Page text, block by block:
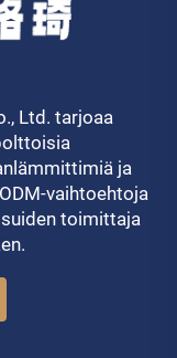
Ltd. tarjoaa
ja
vaihtoehtoja
toimittaja